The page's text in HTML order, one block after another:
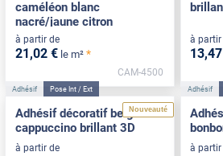
caméléon blanc
nacré/jaune citron
à partir de
21,02 € le m² *
CAM-4500
à partir
13,47
Nouveauté
Adhésif Pose Int / Ext
Adhésif décoratif beige
cappuccino brillant 3D
à partir de
Adhésif
à partir